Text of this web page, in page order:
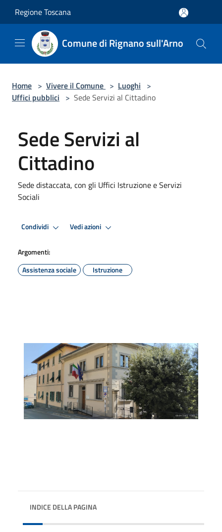
Regione Toscana
Comune di Rignano sull'Arno
Home > Vivere il Comune > Luoghi >
Uffici pubblici > Sede Servizi al Cittadino
Sede Servizi al
Cittadino
Sede distaccata, con gli Uffici Istruzione e Servizi
Sociali
Condividi Vedi azioni
Argomenti:
Assistenza sociale
Istruzione
INDICE DELLA PAGINA